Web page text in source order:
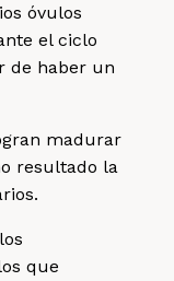
óvulos
el ciclo
de haber un
madurar
resultado la
que